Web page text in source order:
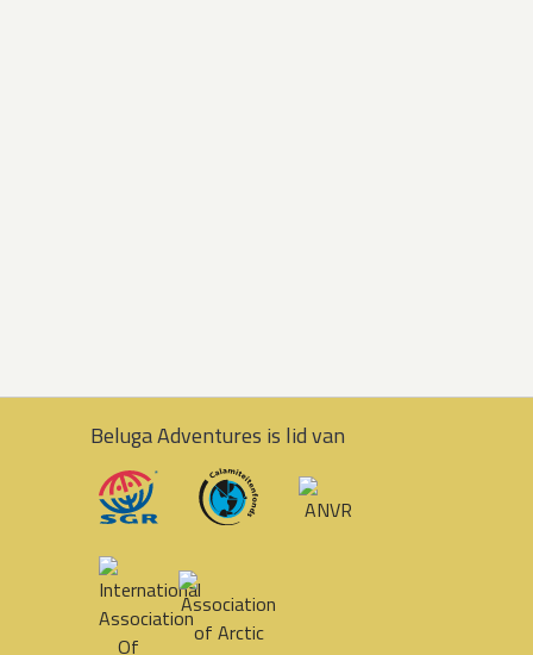
Beluga Adventures is lid van